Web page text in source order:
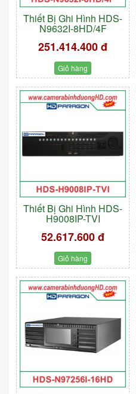
Thiết Bị Ghi Hình HDS-
N9632I-8HD/4F
251.414.400 đ
Giỏ hàng
Thiết Bị Ghi Hình HDS-
H9008IP-TVI
52.617.600 đ
Giỏ hàng